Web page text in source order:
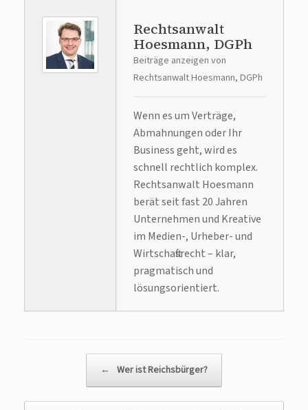
Rechtsanwalt
Hoesmann, DGPh
Beiträge anzeigen von
Rechtsanwalt Hoesmann, DGPh
Wenn es um Verträge,
Abmahnungen oder Ihr
Business geht, wird es
schnell rechtlich komplex.
Rechtsanwalt Hoesmann
berät seit fast 20 Jahren
Unternehmen und Kreative
im Medien-, Urheber- und
Wirtschaftsrecht – klar,
pragmatisch und
lösungsorientiert.
← Wer ist Reichsbürger?